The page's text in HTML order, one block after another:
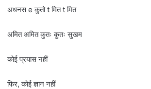
अधनस e कुतो t मित t मित
अमित अमित कुतः कुतः सुखम
कोई प्रयास नहीं
फिर, कोई ज्ञान नहीं